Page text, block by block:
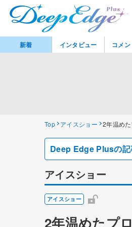
Top アイスショー 2年温め
Deep Edge Plusの記
アイスショー
アイスショー
2年温めたプ
新着 インタビュー コメ